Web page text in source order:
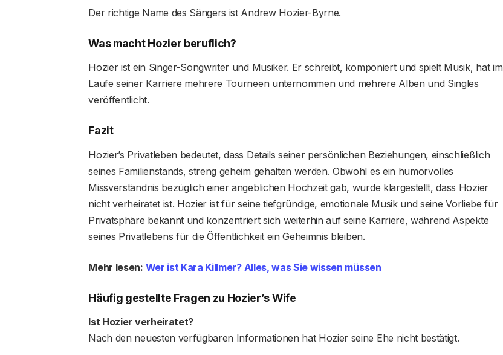
Der richtige Name des Sängers ist Andrew Hozier-Byrne.
Was macht Hozier beruflich?
Hozier ist ein Singer-Songwriter und Musiker. Er schreibt, komponiert und spielt Musik, hat im
Laufe seiner Karriere mehrere Tourneen unternommen und mehrere Alben und Singles
veröffentlicht.
Fazit
Hozier’s Privatleben bedeutet, dass Details seiner persönlichen Beziehungen, einschließlich
seines Familienstands, streng geheim gehalten werden. Obwohl es ein humorvolles
Missverständnis bezüglich einer angeblichen Hochzeit gab, wurde klargestellt, dass Hozier
nicht verheiratet ist. Hozier ist für seine tiefgründige, emotionale Musik und seine Vorliebe für
Privatsphäre bekannt und konzentriert sich weiterhin auf seine Karriere, während Aspekte
seines Privatlebens für die Öffentlichkeit ein Geheimnis bleiben.
Mehr lesen: Wer ist Kara Killmer? Alles, was Sie wissen müssen
Häufig gestellte Fragen zu Hozier’s Wife
Ist Hozier verheiratet?
Nach den neuesten verfügbaren Informationen hat Hozier seine Ehe nicht bestätigt.